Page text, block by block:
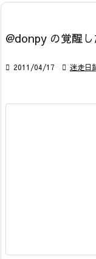
@donpy の覚醒し
 2011/04/17  迷走日